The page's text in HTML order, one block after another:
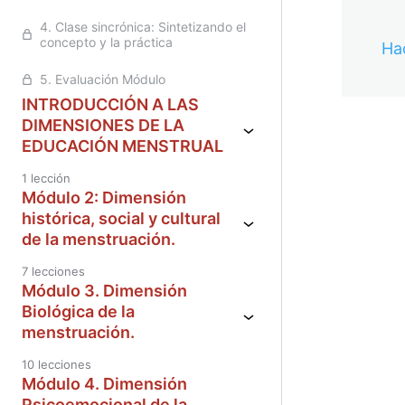
4. Clase sincrónica: Sintetizando el
concepto y la práctica
5. Evaluación Módulo
INTRODUCCIÓN A LAS
DIMENSIONES DE LA
EDUCACIÓN MENSTRUAL
1 lección
Módulo 2: Dimensión
histórica, social y cultural
de la menstruación.
7 lecciones
Módulo 3. Dimensión
Biológica de la
menstruación.
10 lecciones
Módulo 4. Dimensión